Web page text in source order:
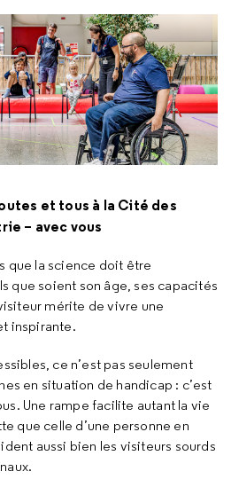
et tous à la Cité des
– avec vous
que la science doit être
que soient son âge, ses capacités
mérite de vivre une
inspirante.
ce n’est pas seulement
en situation de handicap : c’est
Une rampe facilite autant la vie
que celle d’une personne en
aussi bien les visiteurs sourds